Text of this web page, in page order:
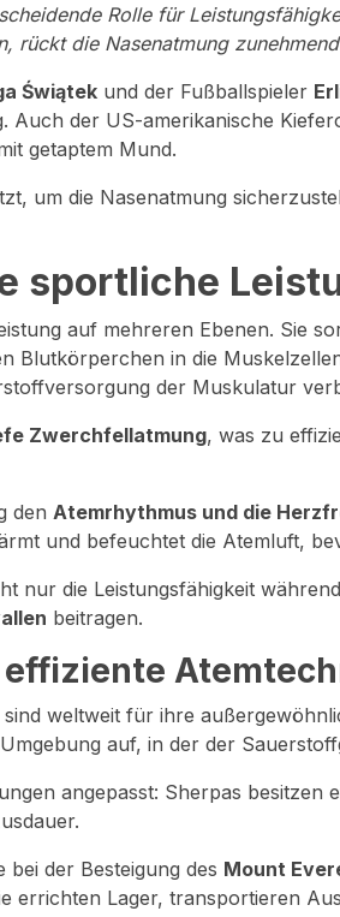
Rolle für
rückt die Nasenatmung
Świątek und der Fußballspieler
Auch der US-amerikanische
getaptem Mund.
um die Nasenatmung
sportliche
auf mehreren Ebenen. Sie
in die
der Muskulatur
Zwerchfellatmung, was zu
den Atemrhythmus und die
und befeuchtet die Atemluft,
nur die Leistungsfähigkeit
beitragen.
weltweit für ihre
auf, in der der
angepasst: Sherpas
bei der Besteigung des Mount
errichten Lager, transportieren